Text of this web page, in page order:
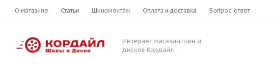
О магазине Статьи Шиномонтаж Оплата и доставка Вопрос-ответ
Интернет магазин шин и
дисков Кордайл